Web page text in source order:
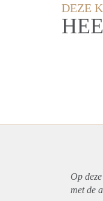
DEZE
Op
met de